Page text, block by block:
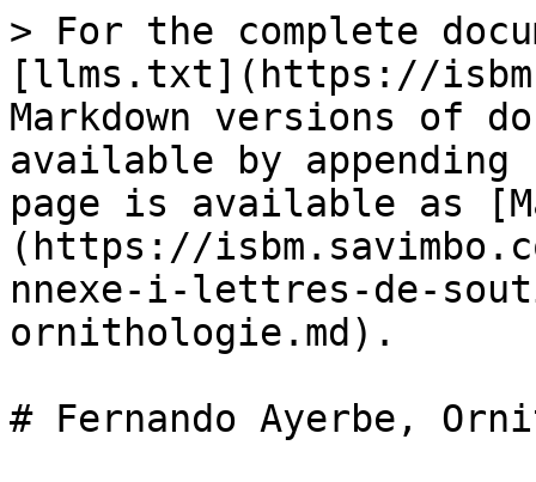
> For the complete
[llms.txt](https://
Markdown versions of
available by
page is available as
(https://
nnexe-i-lettres-de-
ornithologie.md).
# Fernando Ayerbe,